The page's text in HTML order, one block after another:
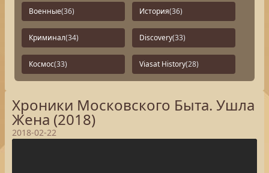
Военные(36) История(36)
Криминал(34) Discovery(33)
Космос(33) Viasat History(28)
Хроники Московского Быта. Ушла
Жена (2018)
2018-02-22